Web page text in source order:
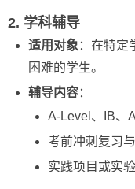
2. 学科辅导
适用对象 ：在特定
困难的学生。
辅导内容：
A-Level、IB、
考前冲刺复习
实践项目或实